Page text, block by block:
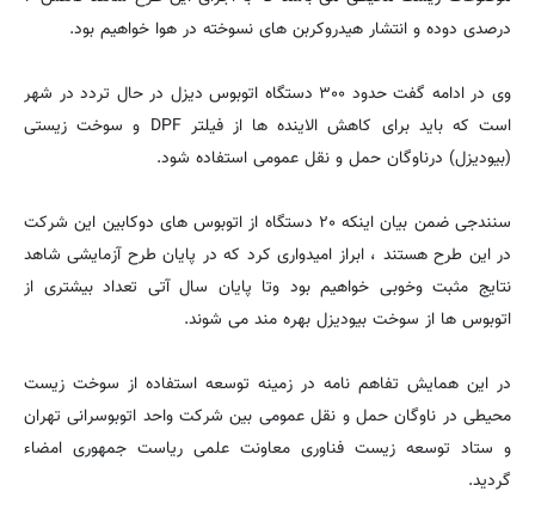
درصدی دوده و انتشار هیدروکربن های نسوخته در هوا خواهیم بود.
وی در ادامه گفت حدود ۳۰۰ دستگاه اتوبوس دیزل در حال تردد در شهر
است که باید برای کاهش الاینده ها از فیلتر DPF و سوخت زیستی
(بیودیزل) درناوگان حمل و نقل عمومی استفاده شود.
سنندجی ضمن بیان اینکه ۲۰ دستگاه از اتوبوس های دوکابین این شرکت
در این طرح هستند ، ابراز امیدواری کرد که در پایان طرح آزمایشی شاهد
نتایج مثبت وخوبی خواهیم بود وتا پایان سال آتی تعداد بیشتری از
اتوبوس ها از سوخت بیودیزل بهره مند می شوند.
در این همایش تفاهم نامه در زمینه توسعه استفاده از سوخت زیست
محیطی در ناوگان حمل و نقل عمومی بین شرکت واحد اتوبوسرانی تهران
و ستاد توسعه زیست فناوری معاونت علمی ریاست جمهوری امضاء
گردید.